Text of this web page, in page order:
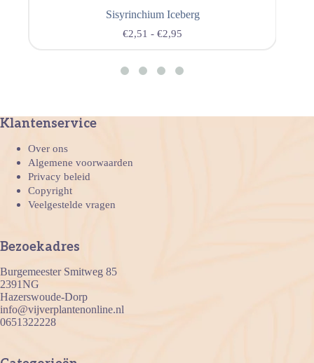
Sisyrinchium Iceberg
€2,51 -€2,95
Klantenservice
Over ons
Algemene voorwaarden
Privacy beleid
Copyright
Veelgestelde vragen
Bezoekadres
Burgemeester Smitweg 85
2391NG
Hazerswoude-Dorp
info@vijverplantenonline.nl
0651322228